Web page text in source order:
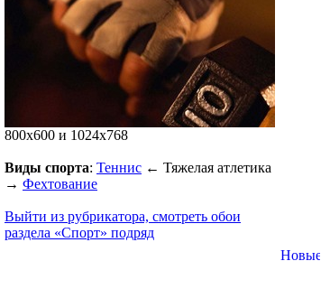
800x600 и 1024x768
Виды спорта: Теннис ← Тяжелая атлетика
→ Фехтование
Выйти из рубрикатора, смотреть обои
раздела «Спорт» подряд